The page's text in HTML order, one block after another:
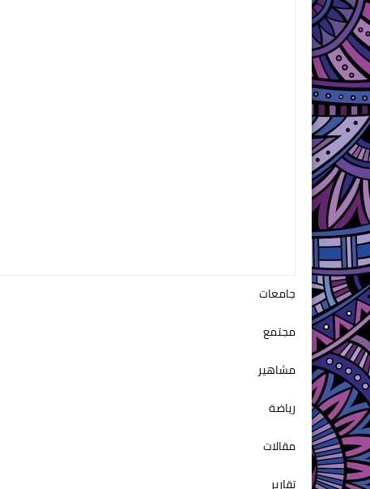
جامعات
مجتمع
مشاهير
رياضة
مقالات
تقارير